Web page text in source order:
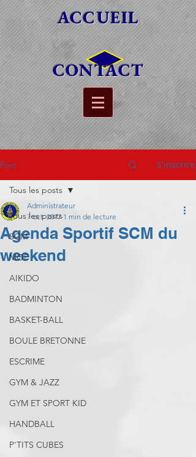
ACCUEIL
CONTACT
Post S'inscrire
Tous les posts
SCM
MOF
AIKIDO
BADMINTON
BASKET-BALL
BOULE BRETONNE
ESCRIME
GYM & JAZZ
GYM ET SPORT KID
HANDBALL
P'TITS CUBES
Tous les posts
Agenda Sportif SCM du
weekend
Administrateur
7 oct. 2017 1 min de lecture